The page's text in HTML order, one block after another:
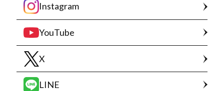
Instagram
YouTube
X
LINE